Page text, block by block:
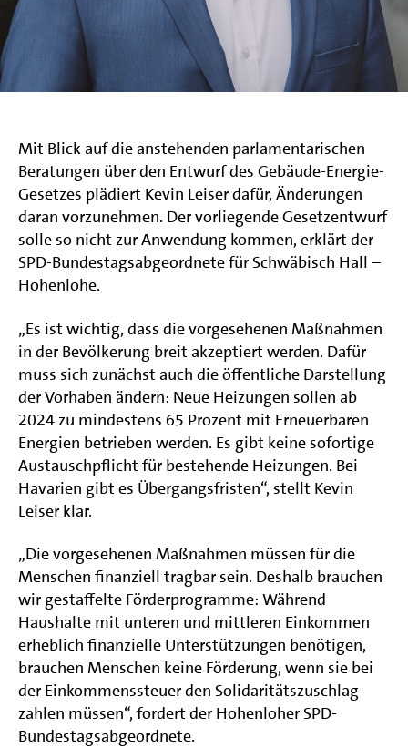
Mit Blick auf die anstehenden parlamentarischen
Beratungen über den Entwurf des Gebäude-Energie-
Gesetzes plädiert Kevin Leiser dafür, Änderungen
daran vorzunehmen. Der vorliegende Gesetzentwurf
solle so nicht zur Anwendung kommen, erklärt der
SPD-Bundestagsabgeordnete für Schwäbisch Hall –
Hohenlohe.
„Es ist wichtig, dass die vorgesehenen Maßnahmen
in der Bevölkerung breit akzeptiert werden. Dafür
muss sich zunächst auch die öffentliche Darstellung
der Vorhaben ändern: Neue Heizungen sollen ab
2024 zu mindestens 65 Prozent mit Erneuerbaren
Energien betrieben werden. Es gibt keine sofortige
Austauschpflicht für bestehende Heizungen. Bei
Havarien gibt es Übergangsfristen“, stellt Kevin
Leiser klar.
„Die vorgesehenen Maßnahmen müssen für die
Menschen finanziell tragbar sein. Deshalb brauchen
wir gestaffelte Förderprogramme: Während
Haushalte mit unteren und mittleren Einkommen
erheblich finanzielle Unterstützungen benötigen,
brauchen Menschen keine Förderung, wenn sie bei
der Einkommenssteuer den Solidaritätszuschlag
zahlen müssen“, fordert der Hohenloher SPD-
Bundestagsabgeordnete.